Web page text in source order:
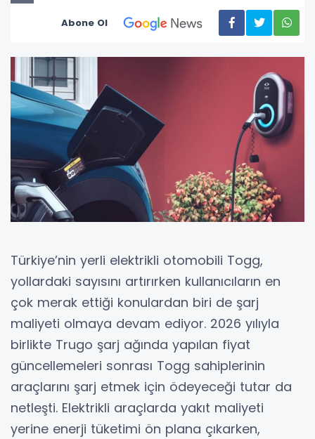
Abone Ol
Türkiye’nin yerli elektrikli otomobili Togg,
yollardaki sayısını artırırken kullanıcıların en
çok merak ettiği konulardan biri de şarj
maliyeti olmaya devam ediyor. 2026 yılıyla
birlikte Trugo şarj ağında yapılan fiyat
güncellemeleri sonrası Togg sahiplerinin
araçlarını şarj etmek için ödeyeceği tutar da
netleşti. Elektrikli araçlarda yakıt maliyeti
yerine enerji tüketimi ön plana çıkarken,